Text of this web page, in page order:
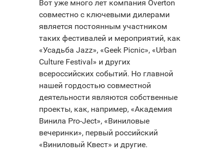
Вот уже много лет компания Overton
совместно с ключевыми дилерами
является постоянным участником
таких фестивалей и мероприятий, как
«Усадьба Jazz», «Geek Picnic», «Urban
Culture Festival» и других
всероссийских событий. Но главной
нашей гордостью совместной
деятельности являются собственные
проекты, как, например, «Академия
Винила Pro-Ject», «Виниловые
вечеринки», первый российский
«Виниловый Квест» и другие.